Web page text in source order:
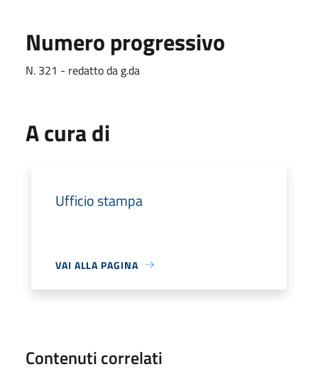
Numero progressivo
N. 321 - redatto da g.da
A cura di
Ufficio stampa
VAI ALLA PAGINA
Contenuti correlati